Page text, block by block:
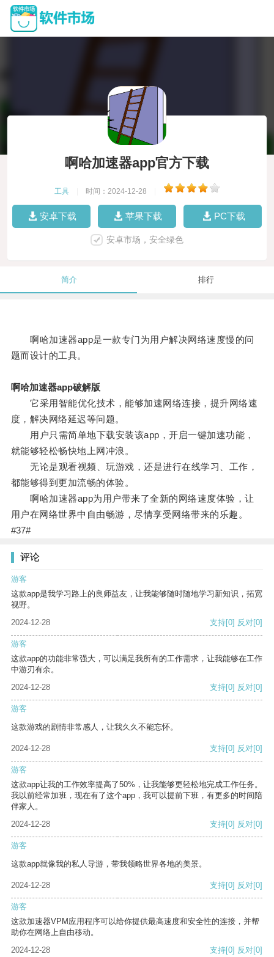
啊哈加速器app官方下载
工具 时间：2024-12-28
安卓下载 苹果下载 PC下载
安卓市场，安全绿色
简介 排行
啊哈加速器app是一款专门为用户解决网络速度慢的问
题而设计的工具。
啊哈加速器app破解版
它采用智能优化技术，能够加速网络连接，提升网络速
度，解决网络延迟等问题。
用户只需简单地下载安装该app，开启一键加速功能，
就能够轻松畅快地上网冲浪。
无论是观看视频、玩游戏，还是进行在线学习、工作，
都能够得到更加流畅的体验。
啊哈加速器app为用户带来了全新的网络速度体验，让
用户在网络世界中自由畅游，尽情享受网络带来的乐趣。
#37#
评论
游客
这款app是我学习路上的良师益友，让我能够随时随地学习新知识，拓宽
视野。
2024-12-28
支持[0] 反对[0]
游客
这款app的功能非常强大，可以满足我所有的工作需求，让我能够在工作
中游刃有余。
2024-12-28
支持[0] 反对[0]
游客
这款游戏的剧情非常感人，让我久久不能忘怀。
2024-12-28 支持[0] 反对[0]
游客
这款app让我的工作效率提高了50%，让我能够更轻松地完成工作任务。
我以前经常加班，现在有了这个app，我可以提前下班，有更多的时间陪
伴家人。
2024-12-28
支持[0] 反对[0]
游客
这款app就像我的私人导游，带我领略世界各地的美景。
2024-12-28 支持[0] 反对[0]
游客
这款加速器VPM应用程序可以给你提供最高速度和安全性的连接，并帮
助你在网络上自由移动。
2024-12-28
支持[0] 反对[0]